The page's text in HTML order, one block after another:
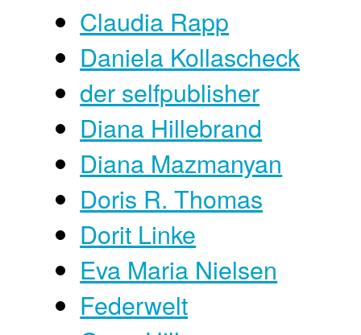
Claudia Rapp
Daniela Kollascheck
der selfpublisher
Diana Hillebrand
Diana Mazmanyan
Doris R. Thomas
Dorit Linke
Eva Maria Nielsen
Federwelt